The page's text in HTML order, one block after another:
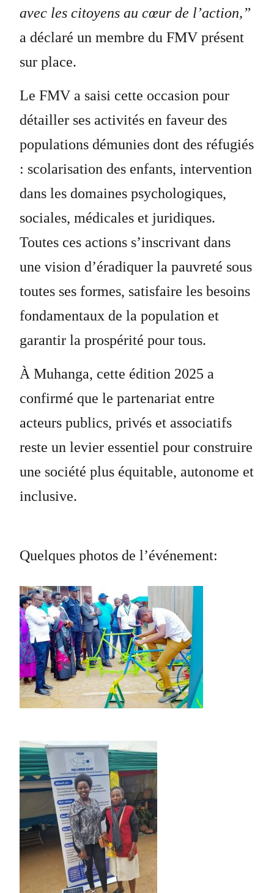
avec les citoyens au cœur de l’action,”
a déclaré un membre du FMV présent
sur place.
Le FMV a saisi cette occasion pour
détailler ses activités en faveur des
populations démunies dont des réfugiés
: scolarisation des enfants, intervention
dans les domaines psychologiques,
sociales, médicales et juridiques.
Toutes ces actions s’inscrivant dans
une vision d’éradiquer la pauvreté sous
toutes ses formes, satisfaire les besoins
fondamentaux de la population et
garantir la prospérité pour tous.
À Muhanga, cette édition 2025 a
confirmé que le partenariat entre
acteurs publics, privés et associatifs
reste un levier essentiel pour construire
une société plus équitable, autonome et
inclusive.
Quelques photos de l’événement: